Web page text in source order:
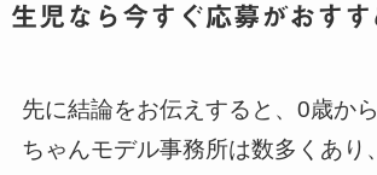
生児なら今すぐ応募がおすす
先に結論をお伝えすると、0歳か
ちゃんモデル事務所は数多くあり